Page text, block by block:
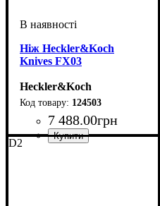
Ніж Heckler&Koch
Knives FX03
Heckler&Koch
124503
7 488.00грн
D2